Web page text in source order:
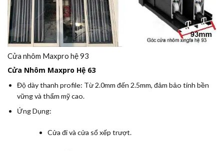
Cửa nhôm Maxpro hệ 93
Cửa Nhôm Maxpro Hệ 63
Độ dày thanh profile: Từ 2.0mm đến 2.5mm, đảm bảo tính bền
vững và thẩm mỹ cao.
Ứng Dụng:
Cửa đi và cửa sổ xếp trượt.